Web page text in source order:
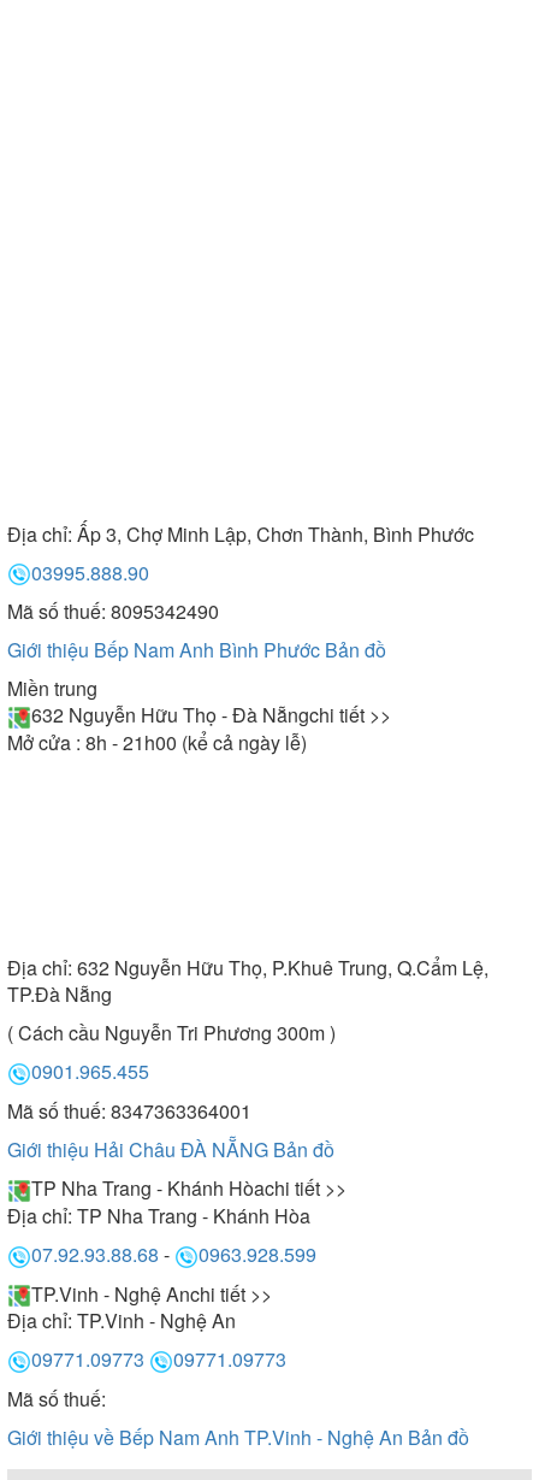
Địa chỉ: Ấp 3, Chợ Minh Lập, Chơn Thành, Bình Phước
03995.888.90
Mã số thuế: 8095342490
Giới thiệu Bếp Nam Anh Bình Phước Bản đồ
Miền trung
632 Nguyễn Hữu Thọ - Đà Nẵngchi tiết >>
Mở cửa : 8h - 21h00 (kể cả ngày lễ)
Địa chỉ: 632 Nguyễn Hữu Thọ, P.Khuê Trung, Q.Cẩm Lệ,
TP.Đà Nẵng
( Cách cầu Nguyễn Tri Phương 300m )
0901.965.455
Mã số thuế: 8347363364001
Giới thiệu Hải Châu ĐÀ NẴNG Bản đồ
TP Nha Trang - Khánh Hòachi tiết >>
Địa chỉ: TP Nha Trang - Khánh Hòa
07.92.93.88.68 -
0963.928.599
TP.Vinh - Nghệ Anchi tiết >>
Địa chỉ: TP.Vinh - Nghệ An
09771.09773
09771.09773
Mã số thuế:
Giới thiệu về Bếp Nam Anh TP.Vinh - Nghệ An Bản đồ